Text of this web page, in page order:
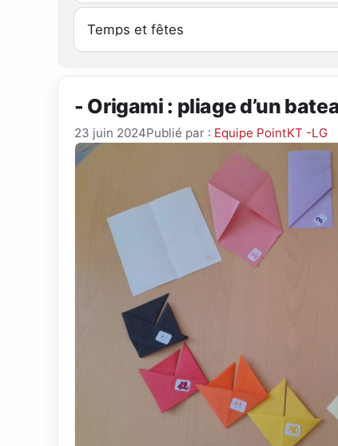
- Origami : pliage d’un
23 juin 2024Publié par : Equipe PointKT -LG